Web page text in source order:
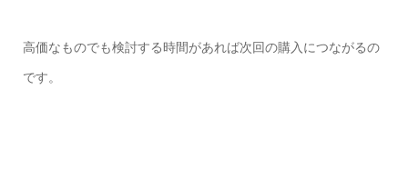
高価なものでも検討する時間があれば次回の購入につながるの
です。